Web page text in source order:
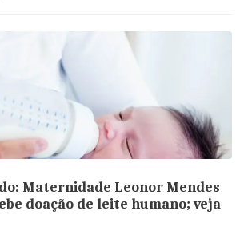
Maternidade Leonor Mendes
doação de leite humano; veja